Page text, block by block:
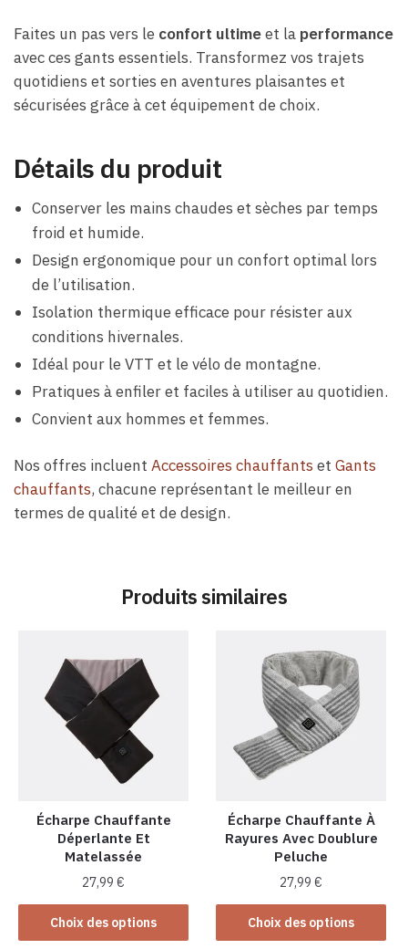
Faites un pas vers le confort ultimeet la performance
avec ces gants essentiels. Transformez vos trajets
quotidiens et sorties en aventures plaisantes et
sécurisées grâce à cet équipement de choix.
Détails du produit
Conserver les mains chaudes et sèches par temps
froid et humide.
Design ergonomique pour un confort optimal lors
de l’utilisation.
Isolation thermique efficace pour résister aux
conditions hivernales.
Idéal pour le VTT et le vélo de montagne.
Pratiques à enfiler et faciles à utiliser au quotidien.
Convient aux hommes et femmes.
Nos offres incluent Accessoires chauffants et Gants
chauffants, chacune représentant le meilleur en
termes de qualité et de design.
Produits similaires
Écharpe Chauffante
Déperlante Et
Matelassée
27,99€
Choix des options
Ce
produit
Écharpe Chauffante À
Rayures Avec Doublure
Peluche
27,99€
Choix des options
Ce
produit